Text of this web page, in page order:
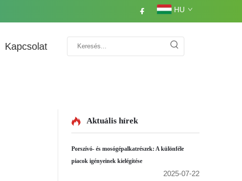
HU
Kapcsolat
Aktuális hírek
Porszívó- és mosógépalkatrészek: A különféle
piacok igényeinek kielégítése
2025-07-22